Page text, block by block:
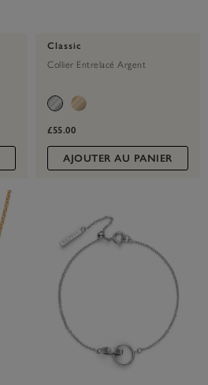
Classic
Collier Entrelacé Argent
£55.00
AJOUTER AU PANIER